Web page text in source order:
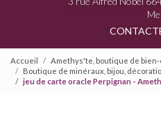
Accueil
Amethys'te, boutique de
Boutique de minéraux, bijou,
jeu de carte oracle Perpignan -